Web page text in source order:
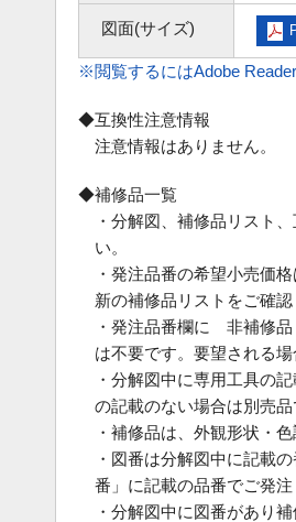
図面(サイズ)
※閲覧するにはAdobe Reader
◆互換性注意情報
注意情報はありません。
◆補修品一覧
・分解図、補修品リスト
い。
・発注品番の希望小売価
新の補修品リストをご確認
・発注品番欄に 非補修
は不要です。要望される
・分解図中に専用工具の
の記載のない場合は別売品
・補修品は、外観形状・
・図番は分解図中に記載
番」に記載の品番でご発注
・分解図中に図番があり